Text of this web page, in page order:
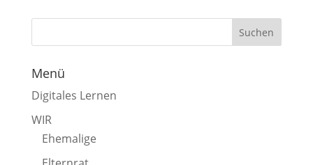
Menü
Digitales Lernen
WIR
Ehemalige